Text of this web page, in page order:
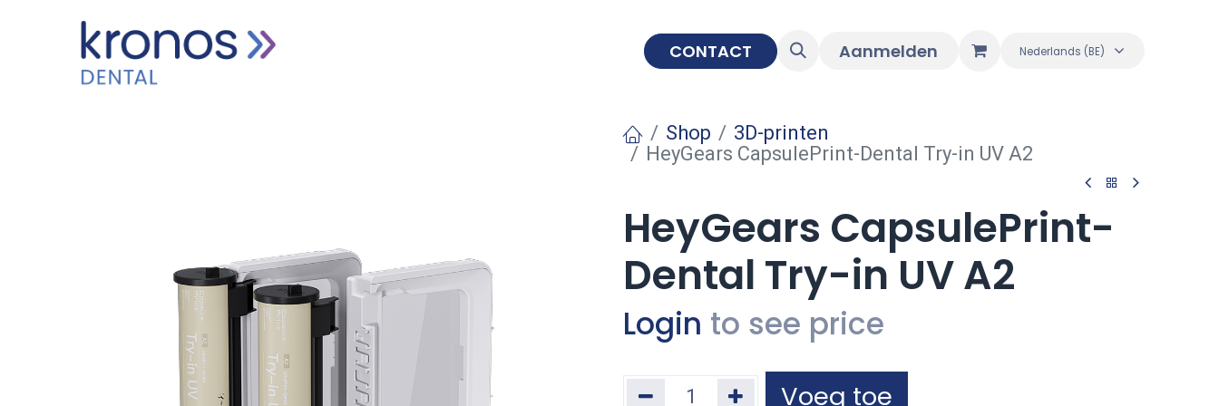
HOME CONTACT Aanmelden Nederlands (BE)
Shop
3D-printen
HeyGears CapsulePrint-Dental Try-in UV A2
HeyGears CapsulePrint-
Dental Try-in UV A2
Login to see price
Voeg toe